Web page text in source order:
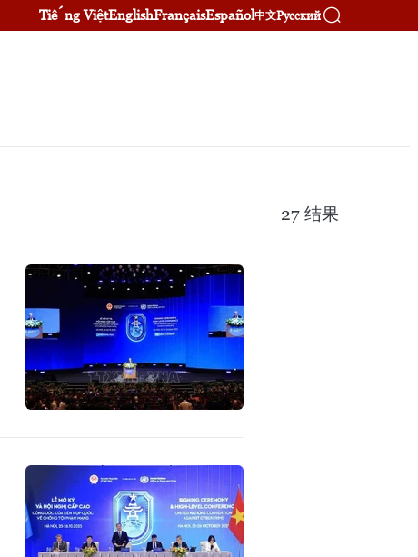
Tiếng ViệtEnglishFrançaisEspañol中文Русский
27 结果